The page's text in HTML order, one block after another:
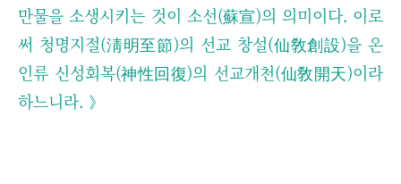
만물을 소생시키는 것이 소선(蘇宣)의 의미이다. 이로
써 청명지절(淸明至節)의 선교 창설(仙敎創設)을 온
인류 신성회복(神性回復)의 선교개천(仙敎開天)이라
하느니라. 》